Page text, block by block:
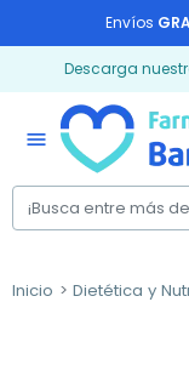
Envíos
Descarga
menu
Inicio Dietética y